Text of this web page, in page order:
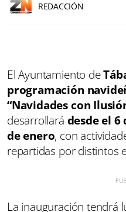
REDACCIÓN
El Ayuntamiento de
programación
“Navidades con
desarrollará desde el
de enero, con
repartidas por distintos
La inauguración tendrá